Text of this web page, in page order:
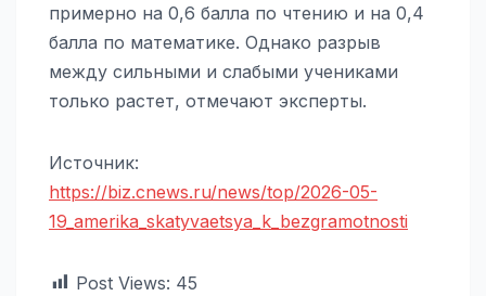
примерно на 0,6 балла по чтению и на 0,4
балла по математике. Однако разрыв
между сильными и слабыми учениками
только растет, отмечают эксперты.
Источник:
https://biz.cnews.ru/news/top/2026-05-
19_amerika_skatyvaetsya_k_bezgramotnosti
Post Views: 45